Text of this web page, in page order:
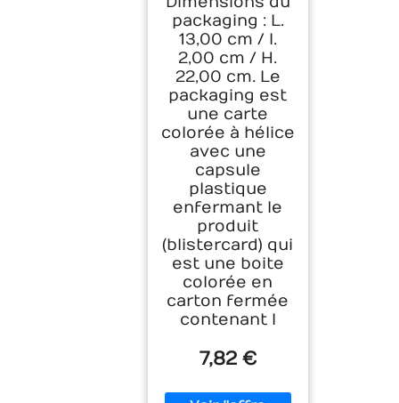
packaging : L.
13,00 cm / l.
2,00 cm / H.
22,00 cm. Le
packaging est
une carte
colorée à hélice
avec une
capsule
plastique
enfermant le
produit
(blistercard) qui
est une boite
colorée en
carton fermée
contenant l
7,82 €